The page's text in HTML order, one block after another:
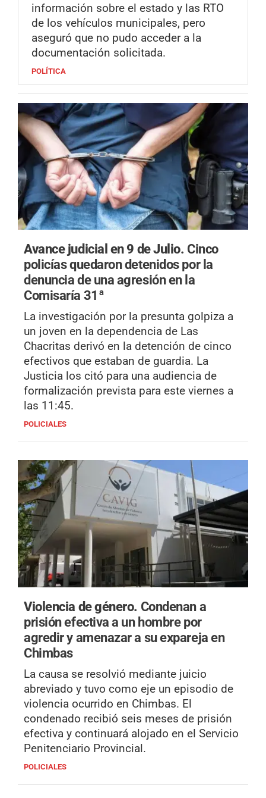
información sobre el estado y las RTO
de los vehículos municipales, pero
aseguró que no pudo acceder a la
documentación solicitada.
POLÍTICA
Avance judicial en 9 de Julio. Cinco
policías quedaron detenidos por la
denuncia de una agresión en la
Comisaría 31ª
La investigación por la presunta golpiza a
un joven en la dependencia de Las
Chacritas derivó en la detención de cinco
efectivos que estaban de guardia. La
Justicia los citó para una audiencia de
formalización prevista para este viernes a
las 11:45.
POLICIALES
Violencia de género. Condenan a
prisión efectiva a un hombre por
agredir y amenazar a su expareja en
Chimbas
La causa se resolvió mediante juicio
abreviado y tuvo como eje un episodio de
violencia ocurrido en Chimbas. El
condenado recibió seis meses de prisión
efectiva y continuará alojado en el Servicio
Penitenciario Provincial.
POLICIALES